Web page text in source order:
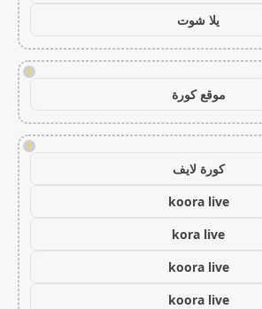
يلا شوت
!
موقع كورة
!
كورة لايف
koora live
kora live
koora live
koora live